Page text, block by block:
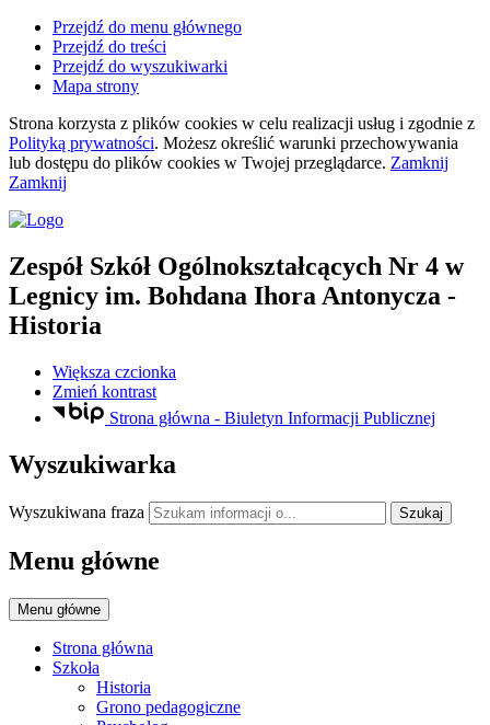
Przejdź do menu głównego
Przejdź do treści
Przejdź do wyszukiwarki
Mapa strony
Strona korzysta z plików cookies w celu realizacji usług i zgodnie z
Polityką prywatności. Możesz określić warunki przechowywania
lub dostępu do plików cookies w Twojej przeglądarce. Zamknij
Zamknij
Zespół Szkół Ogólnokształcących Nr 4 w
Legnicy im. Bohdana Ihora Antonycza -
Historia
Większa czcionka
Zmień kontrast
Strona główna - Biuletyn Informacji Publicznej
Wyszukiwarka
Wyszukiwana fraza Szukaj
Menu główne
Menu główne
Strona główna
Szkoła
Historia
Grono pedagogiczne